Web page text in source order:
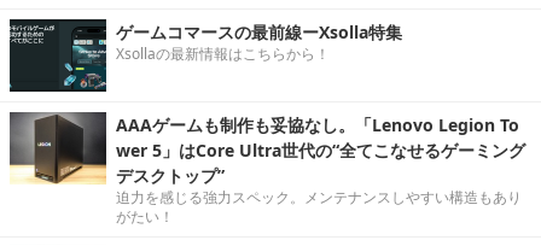
ゲームコマースの最前線ーXsolla特集
Xsollaの最新情報はこちらから！
AAAゲームも制作も妥協なし。「Lenovo Legion To
wer 5」はCore Ultra世代の“全てこなせるゲーミング
デスクトップ”
迫力を感じる強力スペック。メンテナンスしやすい構造もあり
がたい！